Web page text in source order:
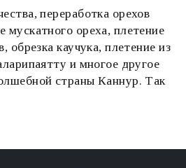
переработка орехов
мускатного ореха, плетение
обрезка каучука, плетение из
и многое другое
страны Каннур. Так